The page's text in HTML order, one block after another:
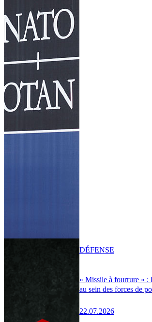
« Missile à fourrure » :
au sein des forces de
22.07.2026
DÉFENSE